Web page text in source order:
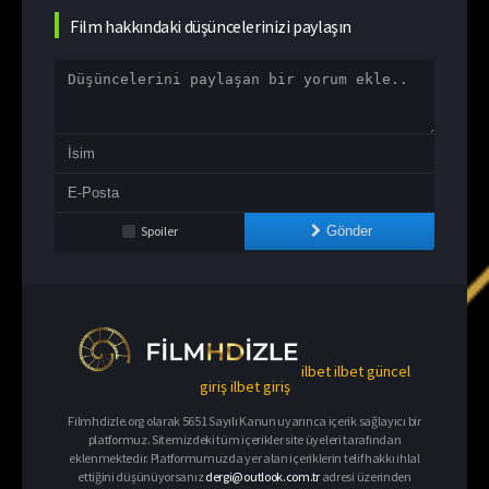
Film hakkındaki düşüncelerinizi paylaşın
Spoiler Gönder
ilbetilbet güncel
girişilbet giriş
Filmhdizle.org olarak 5651 Sayılı Kanun uyarınca içerik sağlayıcı bir
platformuz. Sitemizdeki tüm içerikler site üyeleri tarafından
eklenmektedir. Platformumuzda yer alan içeriklerin telif hakkı ihlal
ettiğini düşünüyorsanızdergi@outlook.com.tr adresi üzerinden